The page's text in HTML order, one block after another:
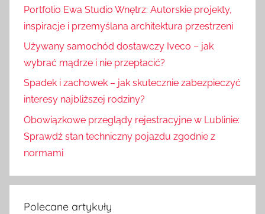
Portfolio Ewa Studio Wnętrz: Autorskie projekty,
inspiracje i przemyślana architektura przestrzeni
Używany samochód dostawczy Iveco – jak
wybrać mądrze i nie przepłacić?
Spadek i zachowek – jak skutecznie zabezpieczyć
interesy najbliższej rodziny?
Obowiązkowe przeglądy rejestracyjne w Lublinie:
Sprawdź stan techniczny pojazdu zgodnie z
normami
Polecane artykuły